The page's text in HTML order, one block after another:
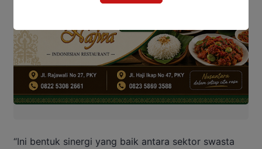
“Ini bentuk sinergi yang baik antara sektor swasta